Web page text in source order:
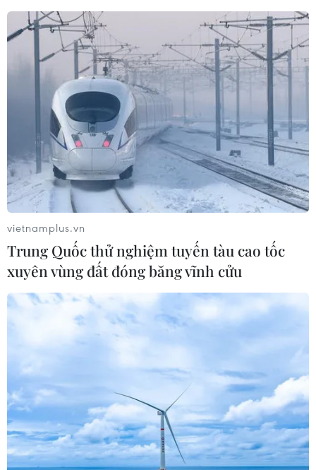
Hội đồng Bảo an LHQ sẽ họp kín về
chương trình tên lửa của Iran
04/12/2018 02:07
Hội đồng Bảo an Liên hợp quốc sẽ họp kín ngày 4/12
theo đề nghị của Pháp và Anh sau khi các nước này
cáo buộc Iran vừa phóng thử tên lửa tầm trung, hành
động vi phạm nghị quyết của Liên hợp quốc.
'Nhiều cơ sở của kẻ thù' nằm trong tầm
bắn của tên lửa Iran
10/12/2018 12:35
vietnamplus.vn
Trung Quốc thử nghiệm tuyến tàu cao tốc
xuyên vùng đất đóng băng vĩnh cửu